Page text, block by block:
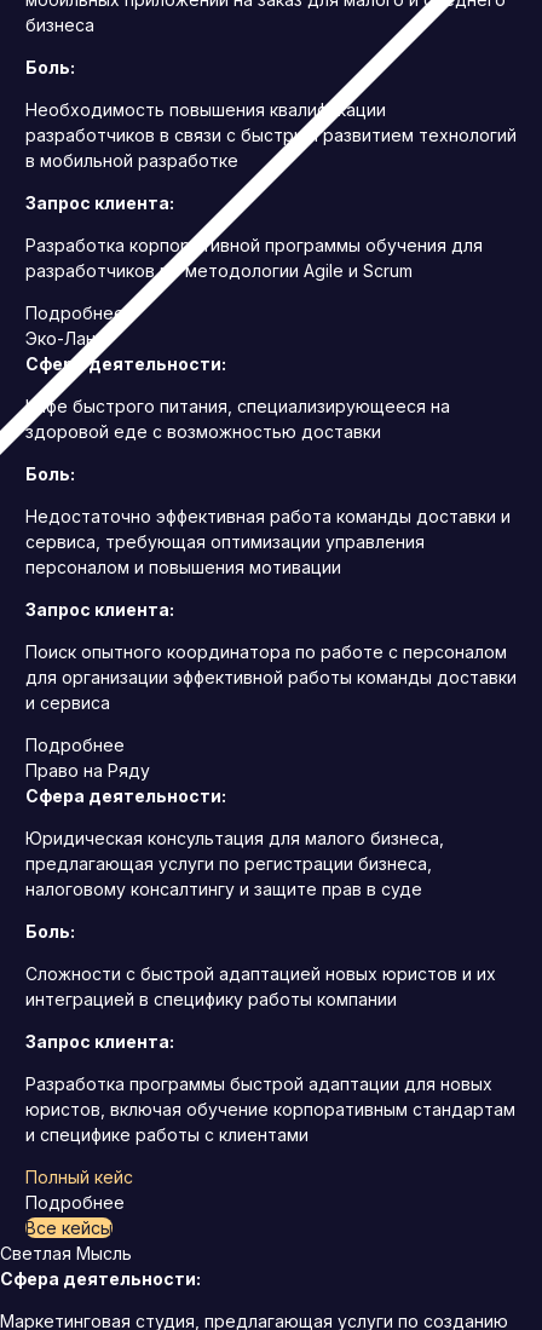
бизнеса
Боль:
Необходимость повышения квалификации
разработчиков в связи с быстрым развитием технологий
в мобильной разработке
Запрос клиента:
Разработка корпоративной программы обучения для
разработчиков по методологии Agile и Scrum
Подробнее
Эко-Ланч
Сфера деятельности:
Кафе быстрого питания, специализирующееся на
здоровой еде с возможностью доставки
Боль:
Недостаточно эффективная работа команды доставки и
сервиса, требующая оптимизации управления
персоналом и повышения мотивации
Запрос клиента:
Поиск опытного координатора по работе с персоналом
для организации эффективной работы команды доставки
и сервиса
Подробнее
Право на Ряду
Сфера деятельности:
Юридическая консультация для малого бизнеса,
предлагающая услуги по регистрации бизнеса,
налоговому консалтингу и защите прав в суде
Боль:
Сложности с быстрой адаптацией новых юристов и их
интеграцией в специфику работы компании
Запрос клиента:
Разработка программы быстрой адаптации для новых
юристов, включая обучение корпоративным стандартам
и специфике работы с клиентами
Полный кейс
Подробнее
Все кейсы
Светлая Мысль
Сфера деятельности:
Маркетинговая студия, предлагающая услуги по созданию